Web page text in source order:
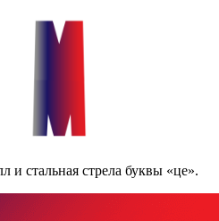
стальная стрела буквы «це».